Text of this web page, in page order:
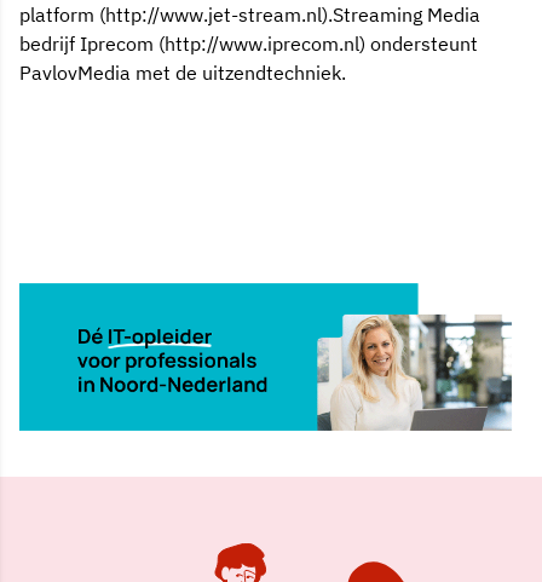
platform (http://www.jet-stream.nl).Streaming Media
bedrijf Iprecom (http://www.iprecom.nl) ondersteunt
PavlovMedia met de uitzendtechniek.
11 sep 2001, 00:00